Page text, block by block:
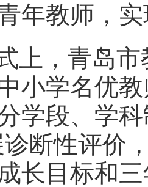
年教师，
上，青岛
小学名优
学段、学
断性评价
长目标和